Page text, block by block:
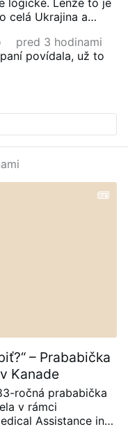
logické. Lenže to je
celá Ukrajina a
pred 3 hodinami
povídala, už to
– Prababička
Kanade
ročná prababička
v rámci
Assistance in